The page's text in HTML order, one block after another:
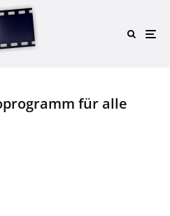
für alle